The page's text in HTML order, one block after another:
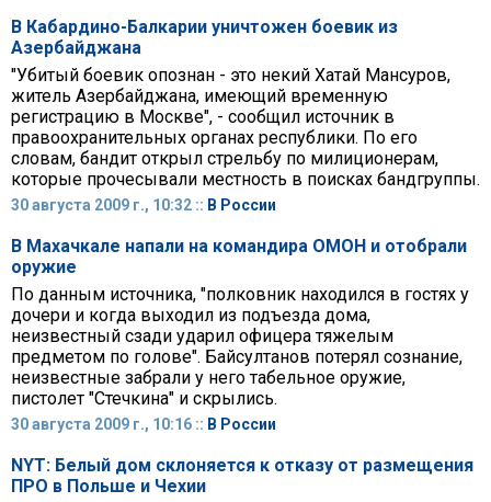
В Кабардино-Балкарии уничтожен боевик из
Азербайджана
"Убитый боевик опознан - это некий Хатай Мансуров,
житель Азербайджана, имеющий временную
регистрацию в Москве", - сообщил источник в
правоохранительных органах республики. По его
словам, бандит открыл стрельбу по милиционерам,
которые прочесывали местность в поисках бандгруппы.
30 августа 2009 г., 10:32 :: В России
В Махачкале напали на командира ОМОН и отобрали
оружие
По данным источника, "полковник находился в гостях у
дочери и когда выходил из подъезда дома,
неизвестный сзади ударил офицера тяжелым
предметом по голове". Байсултанов потерял сознание,
неизвестные забрали у него табельное оружие,
пистолет "Стечкина" и скрылись.
30 августа 2009 г., 10:16 :: В России
NYT: Белый дом склоняется к отказу от размещения
ПРО в Польше и Чехии